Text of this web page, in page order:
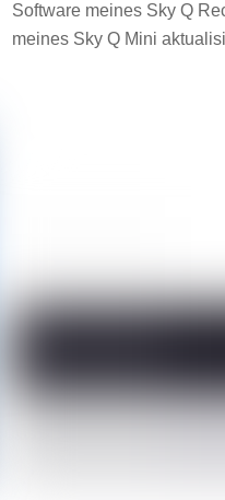
Software meines Sky Q
meines Sky Q Mini